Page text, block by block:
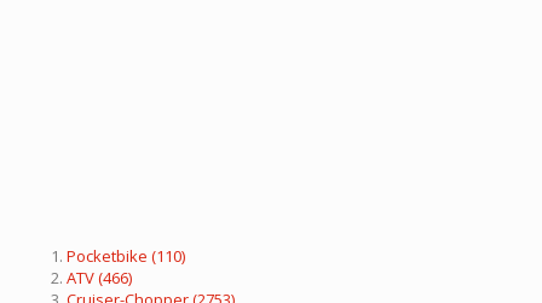
Pocketbike (110)
ATV(466)